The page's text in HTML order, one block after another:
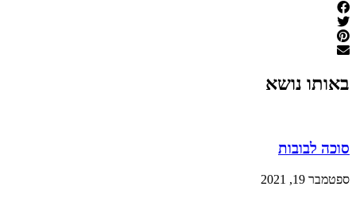
באותו נושא
סוכה לבובות
ספטמבר 19, 2021